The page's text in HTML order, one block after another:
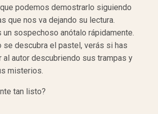
podemos demostrarlo siguiendo
que nos va dejando su lectura.
un sospechoso anótalo rápidamente.
se descubra el pastel, verás si has
al autor descubriendo sus trampas y
misterios.
tan listo?